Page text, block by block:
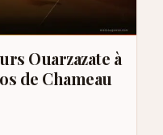
Ouarzazate à
de Chameau